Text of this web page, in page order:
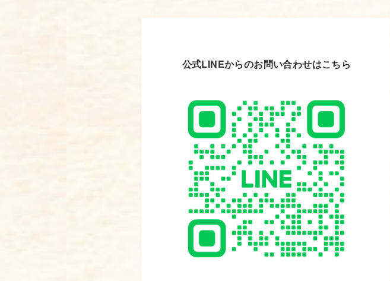
公式LINEからのお問い合わせはこちら